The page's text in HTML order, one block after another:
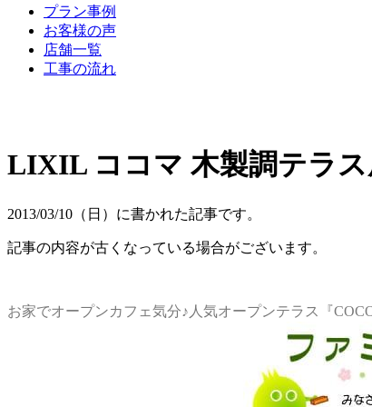
プラン事例
お客様の声
店舗一覧
工事の流れ
LIXIL ココマ 木製調テラス
2013/03/10（日）に書かれた記事です。
記事の内容が古くなっている場合がございます。
お家でオープンカフェ気分♪人気オープンテラス『